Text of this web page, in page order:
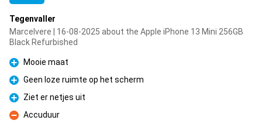
Tegenvaller
Marcelvere | 16-08-2025 about the Apple iPhone 13 Mini 256GB
Black Refurbished
Pro
Mooie maat
Pro
Geen loze ruimte op het scherm
Pro
Ziet er netjes uit
Con
Accuduur